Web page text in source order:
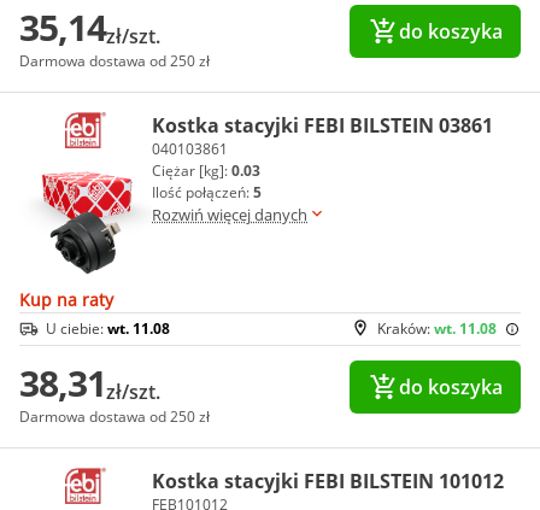
35,14zł/szt.
Darmowa dostawa od 250 zł
do koszyka
Kostka stacyjki FEBI BILSTEIN 03861
040103861
Ciężar [kg]:0.03
Ilość połączeń:5
Rozwiń więcej danych
Kup na raty
Kraków:wt. 11.08
U ciebie:wt. 11.08
38,31zł/szt.
Darmowa dostawa od 250 zł
do koszyka
Kostka stacyjki FEBI BILSTEIN 101012
FEB101012